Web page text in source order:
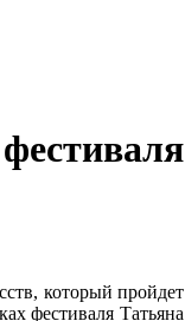
который пройдет
фестиваля Татьяна